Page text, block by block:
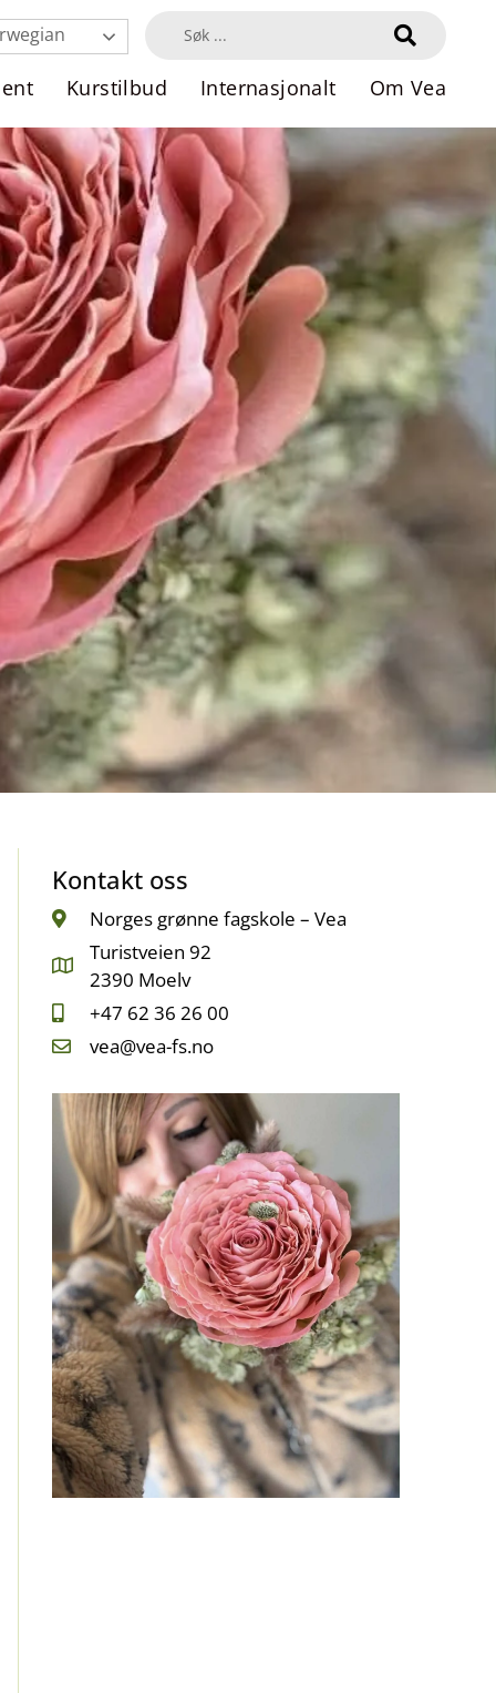
Kurstilbud Internasjonalt Om Vea
Kontakt oss
Norges grønne fagskole – Vea
Turistveien 92
2390 Moelv
+47 62 36 26 00
vea@vea-fs.no